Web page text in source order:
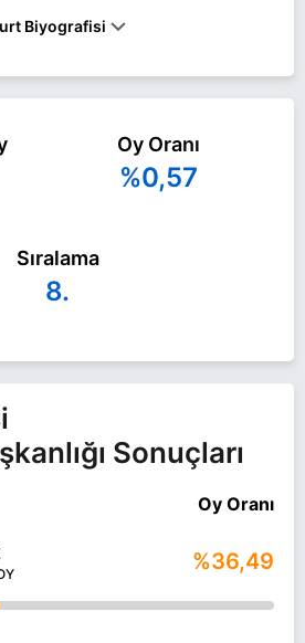
Biyografisi
DEVA Partisi ile 31 Mart 2024 yerel
Orhan Bozkurt ile ilgili daha
Orhan Bozkurt Haberleri
Oy Oranı
%0,57
Sıralama
8.
Sonuçları
Oy Oranı
%36,49